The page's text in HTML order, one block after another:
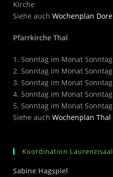
Kirche
Siehe auchWochenplan
Pfarrkirche Thal
1. Sonntag im Monat
2. Sonntag im Monat
3. Sonntag im Monat
4. Sonntag im Monat
5. Sonntag im Monat
Siehe auchWochenplan Thal
Koordination Laurenzisaal
Sabine Hagspiel